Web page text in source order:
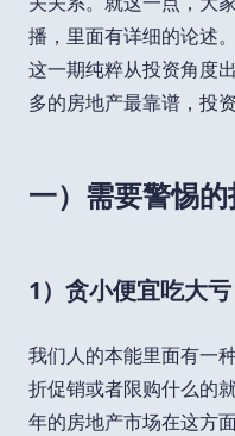
播，里面有详细的论述。
这一期纯粹从投资角度
多的房地产最靠谱，投
一）需要警惕
1）贪小便宜吃大亏
我们人的本能里面有一
折促销或者限购什么的
年的房地产市场在这方